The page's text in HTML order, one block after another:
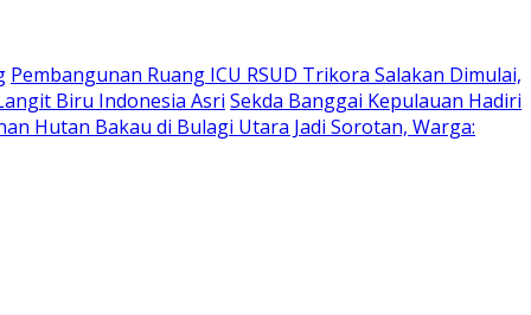
Pembangunan Ruang ICU RSUD Trikora Salakan Dimulai,
Biru Indonesia Asri Sekda Banggai Kepulauan Hadiri
Hutan Bakau di Bulagi Utara Jadi Sorotan, Warga: